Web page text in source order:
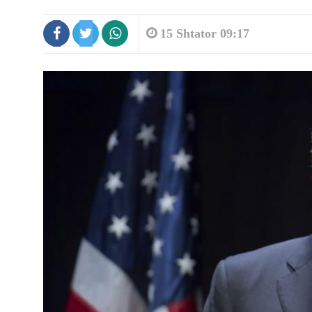
15 Shtator 09:17
9:19